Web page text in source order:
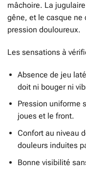
mâchoire. La
gêne, et le casque ne
pression douloureux.
Les sensations à
Absence de jeu
doit ni bouger ni
Pression uniforme
joues et le front.
Confort au niveau
douleurs induites
Bonne visibilité